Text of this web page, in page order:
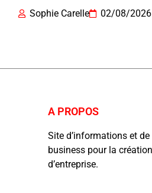
Sophie Carelle
02/08/2026
A PROPOS
Site d’informations et
business pour la
d’entreprise.